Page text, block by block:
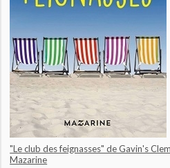
"Le club des feignasses" de Gavin's
Mazarine